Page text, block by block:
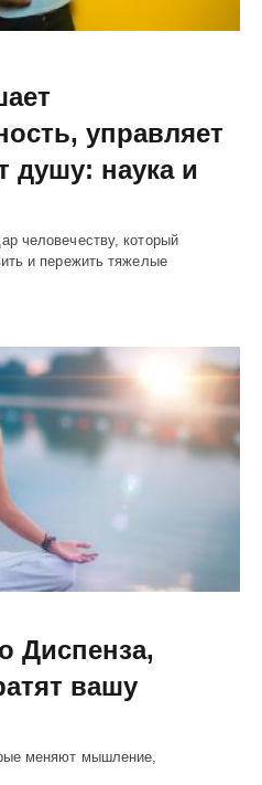
управляет
душу: наука и
человечеству, который
и пережить тяжелые
Диспенза,
вашу
меняют мышление,